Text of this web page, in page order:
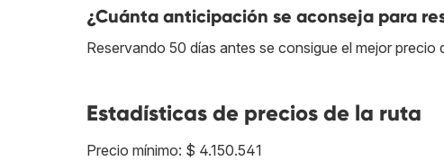
¿Cuánta anticipación se aconseja para
Reservando 50 días antes se consigue el mejor precio
Estadísticas de precios de la ruta
Precio mínimo: $ 4.150.541